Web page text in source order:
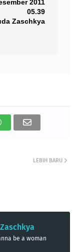
2011
05.39
Zaschkya
LEBIH BARU
be a woman